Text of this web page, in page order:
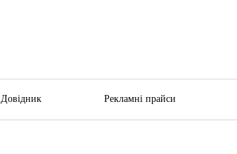
Довідник Рекламні прайси